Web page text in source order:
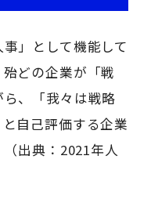
」として機能して
どの企業が「戦
、「我々は戦略
自己評価する企業
出典：2021年人